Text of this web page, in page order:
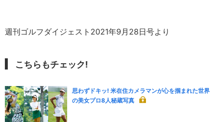
週刊ゴルフダイジェスト2021年9月28日号より
こちらもチェック!
思わずドキッ! 米在住カメラマンが心を掴まれた世界
の美女プロ8人秘蔵写真